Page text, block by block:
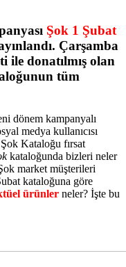
Şok 1 Şubat
Çarşamba
ile donatılmış olan
tüm
dönem kampanyalı
medya kullanıcısı
Şok Kataloğu fırsat
kataloğunda bizleri neler
market müşterileri
kataloğuna göre
ürünler neler? İşte bu